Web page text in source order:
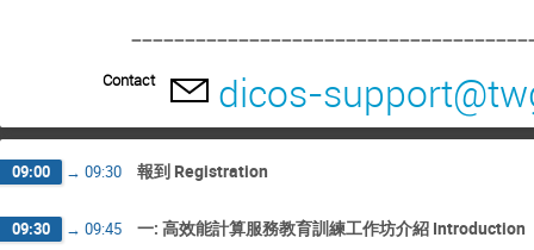
Contact dicos-
09:00 → 09:30 報到 Registration
09:30 → 09:45 一: 高效能計算服務教育訓練工作坊介紹 Introduction